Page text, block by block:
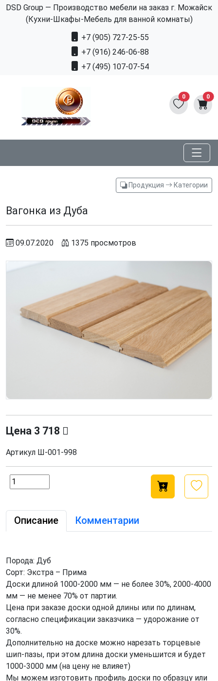
DSD Group — Производство мебели на заказ г. Можайск
(Кухни-Шкафы-Мебель для ванной комнаты)
+7 (905) 727-25-55
+7 (916) 246-06-88
+7 (495) 107-07-54
0 0
Продукция Категории
Вагонка из Дуба
09.07.2020 1375 просмотров
Цена 3 718
Артикул Ш-001-998
Описание Комментарии
Порода: Дуб
Сорт: Экстра – Прима
Доски длиной 1000-2000 мм — не более 30%, 2000-4000
мм — не менее 70% от партии.
Цена при заказе доски одной длины или по длинам,
согласно спецификации заказчика — удорожание от
30%.
Дополнительно на доске можно нарезать торцевые
шип-пазы, при этом длина доски уменьшится и будет
1000-3000 мм (на цену не влияет)
Мы можем изготовить профиль доски по образцу или